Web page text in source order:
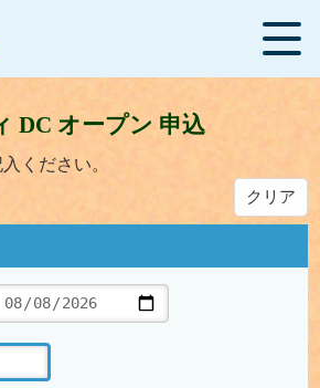
DC オープン 申込
ください。
クリア